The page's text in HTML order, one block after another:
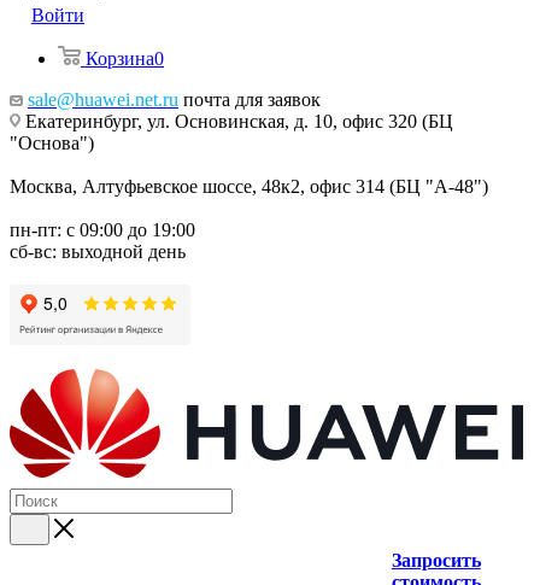
Войти
Корзина0
sale@huawei.net.ru почта для заявок
Екатеринбург, ул. Основинская, д. 10, офис 320 (БЦ
"Основа")
Москва, Алтуфьевское шоссе, 48к2, офис 314 (БЦ "А-48")
пн-пт: с 09:00 до 19:00
сб-вс: выходной день
Запросить